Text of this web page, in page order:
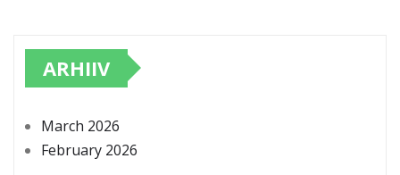
ARHIIV
March 2026
February 2026